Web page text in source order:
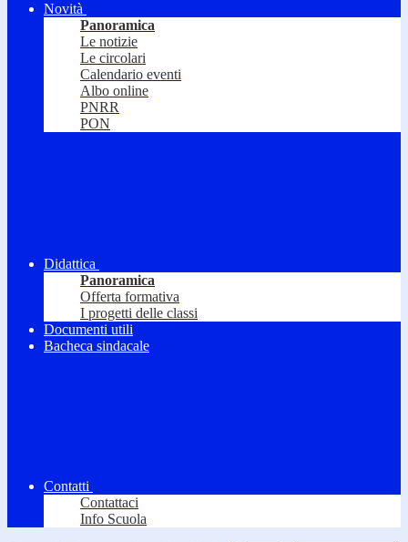
Novità
Panoramica
Le notizie
Le circolari
Calendario eventi
Albo online
PNRR
PON
Didattica
Panoramica
Offerta formativa
I progetti delle classi
Documenti utili
Bacheca sindacale
Contatti
Contattaci
Info Scuola